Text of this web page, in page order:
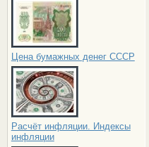
Цена бумажных денег СССР
Расчёт инфляции. Индексы
инфляции